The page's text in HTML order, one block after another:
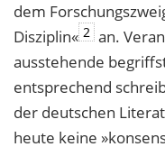
dem
Disziplin« 2 an.
ausstehende
entsprechend
der deutschen
heute keine